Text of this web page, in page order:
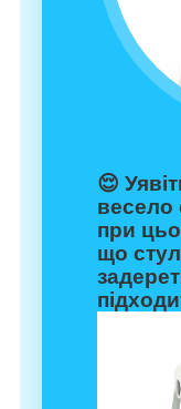
😌
весело
при
що